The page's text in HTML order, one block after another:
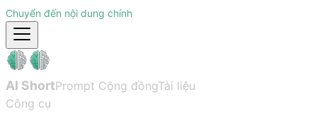
Chuyển đến nội dung chính
AI ShortPrompt Cộng đồngTài liệu
Công cụ